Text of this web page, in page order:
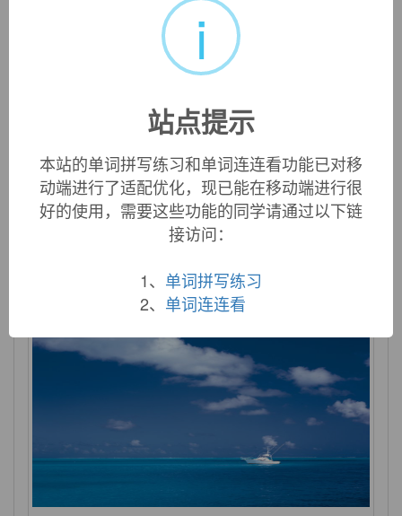
spoof
vt. 哄骗；戏弄；对…作幽默讽刺 vi. 行骗；开玩笑
(Spoof)人名；(芬、瑞典)斯波夫
i
站点提示
本站的单词拼写练习和单词连连看功能已对移
动端进行了适配优化，现已能在移动端进行很
好的使用，需要这些功能的同学请通过以下链
接访问：
1、 单词拼写练习
2、 单词连连看